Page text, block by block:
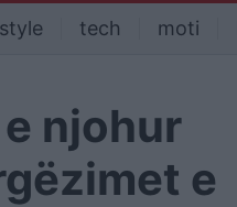
tech moti
njohur
e